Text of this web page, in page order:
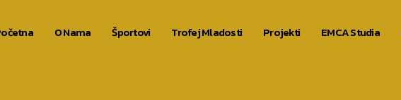
O Nama Športovi Trofej Mladosti Projekti EMCA Studia